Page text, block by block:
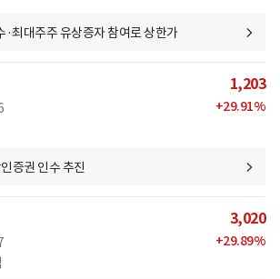
·최대주주 유상증자 참여로 상한가
1,203
+29.91%
증권 인수 추진
3,020
+29.89%